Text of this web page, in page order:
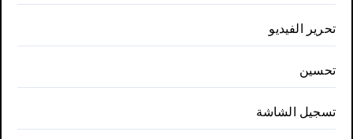
تحرير الفيديو
تحسين
تسجيل الشاشة